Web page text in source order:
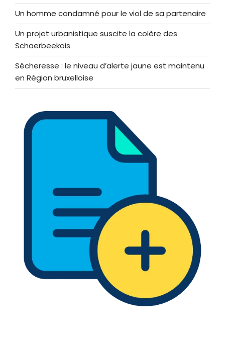
Un homme condamné pour le viol de sa partenaire
Un projet urbanistique suscite la colère des
Schaerbeekois
Sécheresse : le niveau d’alerte jaune est maintenu
en Région bruxelloise